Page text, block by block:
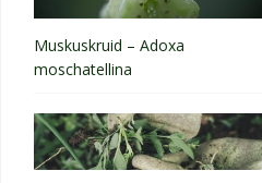
Muskuskruid – Adoxa
moschatellina